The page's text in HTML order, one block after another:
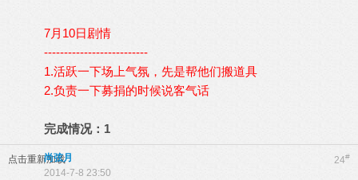
7月10日剧情
--------------------------
1.活跃一下场上气氛，先是帮他们搬道具
2.负责一下募捐的时候说客气话
完成情况：1
点击重新加载 24#
尚弦月
2014-7-8 23:50